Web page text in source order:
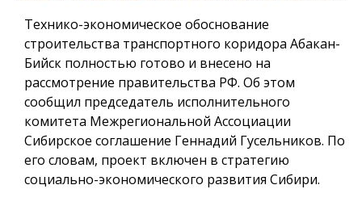
Технико-экономическое обоснование
строительства транспортного коридора Абакан-
Бийск полностью готово и внесено на
рассмотрение правительства РФ. Об этом
сообщил председатель исполнительного
комитета Межрегиональной Ассоциации
Сибирское соглашение Геннадий Гусельников. По
его словам, проект включен в стратегию
социально-экономического развития Сибири.